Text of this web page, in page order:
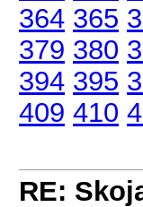
364 365
379 380
394 395
409 410
RE: